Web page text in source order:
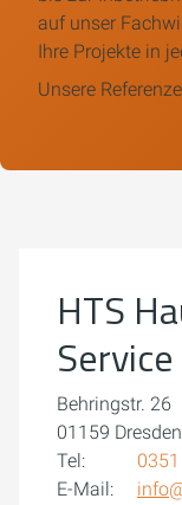
auf unser
Ihre Projekte in
Unsere
Um externe
HTS
Behringstr. 26
01159 Dresden
Tel:
E-Mail: